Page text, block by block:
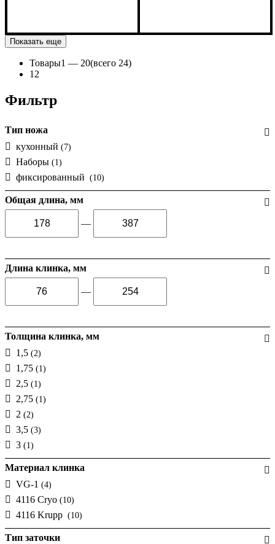
Показать еще
Товары1 — 20(всего 24)
1 2
Фильтр
Тип ножа
кухонный (7)
Наборы (1)
фиксированный (10)
Общая длина, мм
—
Длина клинка, мм
—
Толщина клинка, мм
1,5 (2)
1,75 (1)
2,5 (1)
2,75 (1)
2 (2)
3,5 (3)
3 (1)
Материал клинка
VG-1 (4)
4116 Cryo (10)
4116 Krupp (10)
Тип заточки